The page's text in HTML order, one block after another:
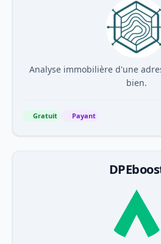
Analyse immobilière d'une
bien.
Gratuit Payant